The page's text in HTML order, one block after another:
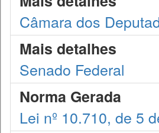
Câmara dos
Mais detalhes
Senado Federal
Norma Gerada
Lei nº 10.710, de 5